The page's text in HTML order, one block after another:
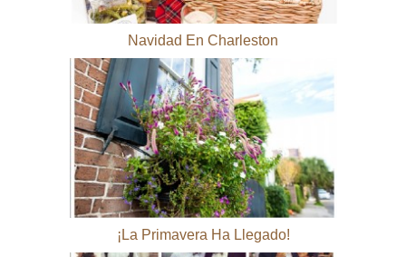
Navidad En Charleston
¡La Primavera Ha Llegado!